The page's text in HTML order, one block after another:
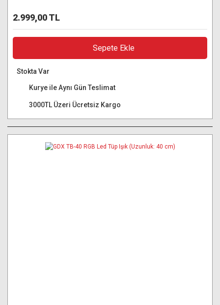
2.999,00 TL
Sepete Ekle
Stokta Var
Kurye ile Aynı Gün Teslimat
3000TL Üzeri Ücretsiz Kargo